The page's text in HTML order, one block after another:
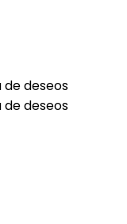
de deseos
de deseos